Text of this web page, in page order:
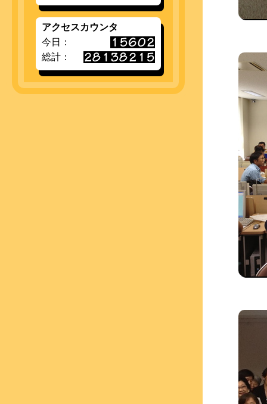
アクセスカウンタ
今日：
総計：